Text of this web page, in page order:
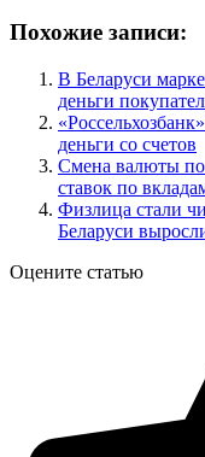
Похожие записи:
В Беларуси
деньги
деньги со счетов
Смена валюты
ставок по
Физлица стали
Беларуси
Оцените статью